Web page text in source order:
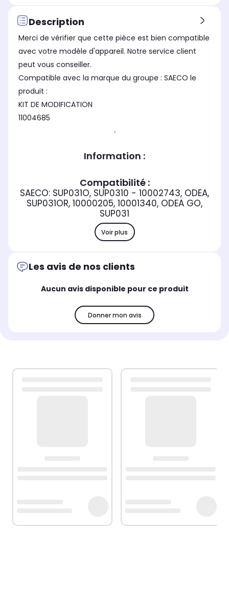
Description
Merci de vérifier que cette pièce est bien compatible
avec votre modèle d'appareil. Notre service client
peut vous conseiller.
Compatible avec la marque du groupe : SAECO le
produit :
KIT DE MODIFICATION
11004685
.
Information :
Compatibilité :
SAECO: SUP031O, SUP0310 - 10002743, ODEA,
SUP031OR, 10000205, 10001340, ODEA GO,
SUP031
Voir plus
Les avis de nos clients
Aucun avis disponible pour ce produit
Donner mon avis